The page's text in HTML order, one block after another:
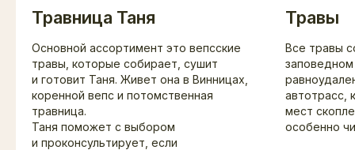
Травница Таня
Основной ассортимент это вепсские
травы, которые собирает, сушит
и готовит Таня. Живет она в Винницах,
коренной вепс и потомственная
травница.
Таня поможет с выбором
и проконсультирует, если
Травы
Все травы
автотрасс,
мест
особенно